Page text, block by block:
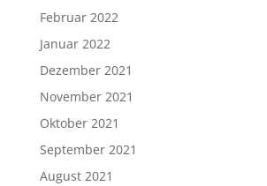
Februar 2022
Januar 2022
Dezember 2021
November 2021
Oktober 2021
September 2021
August 2021